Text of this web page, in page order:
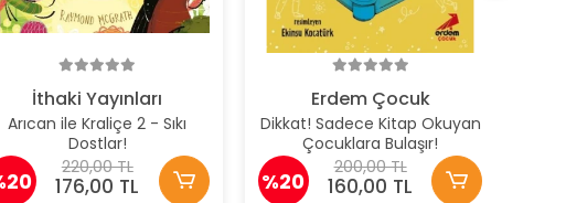
İthaki Yayınları
Arıcan ile Kraliçe 2 - Sıkı
Dostlar!
220,00 TL
176,00 TL
Erdem Çocuk
Dikkat! Sadece Kitap Okuyan
Çocuklara Bulaşır!
%20
200,00 TL
160,00 TL